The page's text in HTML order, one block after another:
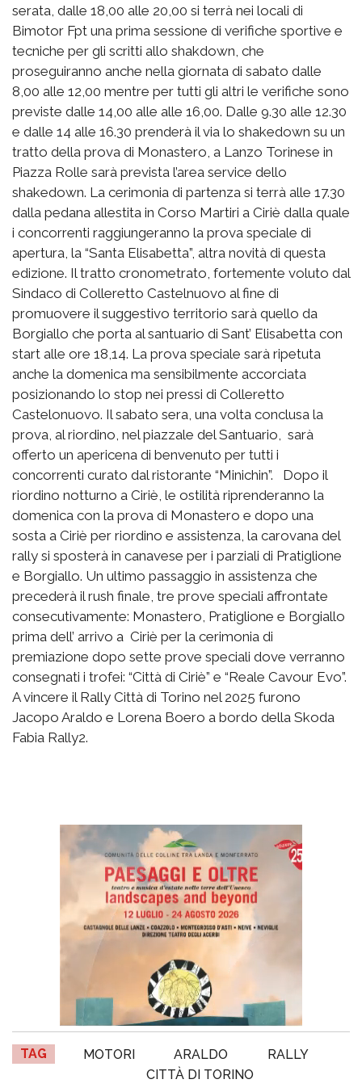
serata, dalle 18,00 alle 20,00 si terrà nei locali di
Bimotor Fpt una prima sessione di verifiche sportive e
tecniche per gli scritti allo shakdown, che
proseguiranno anche nella giornata di sabato dalle
8,00 alle 12,00 mentre per tutti gli altri le verifiche sono
previste dalle 14,00 alle alle 16,00. Dalle 9.30 alle 12.30
e dalle 14 alle 16.30 prenderà il via lo shakedown su un
tratto della prova di Monastero, a Lanzo Torinese in
Piazza Rolle sarà prevista l’area service dello
shakedown. La cerimonia di partenza si terrà alle 17.30
dalla pedana allestita in Corso Martiri a Ciriè dalla quale
i concorrenti raggiungeranno la prova speciale di
apertura, la “Santa Elisabetta”, altra novità di questa
edizione. Il tratto cronometrato, fortemente voluto dal
Sindaco di Colleretto Castelnuovo al fine di
promuovere il suggestivo territorio sarà quello da
Borgiallo che porta al santuario di Sant’ Elisabetta con
start alle ore 18,14. La prova speciale sarà ripetuta
anche la domenica ma sensibilmente accorciata
posizionando lo stop nei pressi di Colleretto
Castelonuovo. Il sabato sera, una volta conclusa la
prova, al riordino, nel piazzale del Santuario, sarà
offerto un apericena di benvenuto per tutti i
concorrenti curato dal ristorante “Minichin”. Dopo il
riordino notturno a Ciriè, le ostilità riprenderanno la
domenica con la prova di Monastero e dopo una
sosta a Ciriè per riordino e assistenza, la carovana del
rally si sposterà in canavese per i parziali di Pratiglione
e Borgiallo. Un ultimo passaggio in assistenza che
precederà il rush finale, tre prove speciali affrontate
consecutivamente: Monastero, Pratiglione e Borgiallo
prima dell’ arrivo a Ciriè per la cerimonia di
premiazione dopo sette prove speciali dove verranno
consegnati i trofei: “Città di Ciriè” e “Reale Cavour Evo”.
A vincere il Rally Città di Torino nel 2025 furono
Jacopo Araldo e Lorena Boero a bordo della Skoda
Fabia Rally2.
TAG MOTORI ARALDO
RALLY
CITTÀ DI TORINO